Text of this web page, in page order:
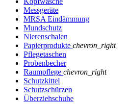
Messgeräte
MRSA Eindämmung
Mundschutz
Nierenschalen
Papierprodukte chevron_right
Pflegetaschen
Probenbecher
Raumpflege chevron_right
Schutzkittel
Schutzschürzen
Überziehschuhe